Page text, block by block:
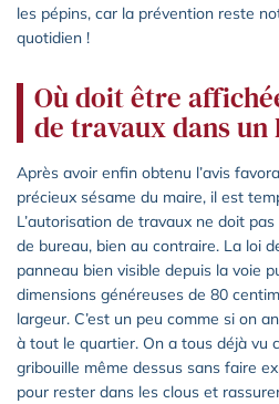
les pépins, car la prévention reste
quotidien !
Où doit être
de travaux dans un
Après avoir enfin obtenu l’avis
précieux sésame du maire, il est
L’autorisation de travaux ne doit
de bureau, bien au contraire. La loi
panneau bien visible depuis la voie
dimensions généreuses de 80
largeur. C’est un peu comme si on
à tout le quartier. On a tous déjà vu
gribouille même dessus sans faire
pour rester dans les clous et